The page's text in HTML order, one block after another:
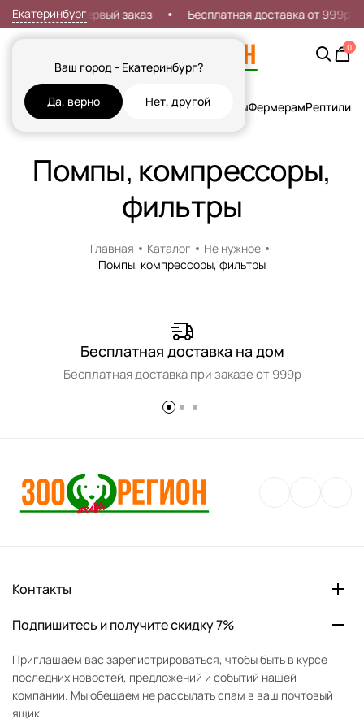
Екатеринбург
Ваш город - Екатеринбург?
Да, верно Нет, другой
Скидка 7% на первый заказ Бесплатная доставка от 999р
0
Кошки СобакиРыбы Грызуны и Хорьки ПтицыФермерамРептилии
Помпы, компрессоры,
фильтры
Главная Каталог
Не нужное
Помпы, компрессоры, фильтры
Бесплатная доставка на дом
Бесплатная доставка при заказе от 999р
Контакты
Подпишитесь и получите скидку 7%
Приглашаем вас зарегистрироваться, чтобы быть в курсе
последних новостей, предложений и событий нашей
компании. Мы обещаем не рассылать спам в ваш почтовый
ящик.